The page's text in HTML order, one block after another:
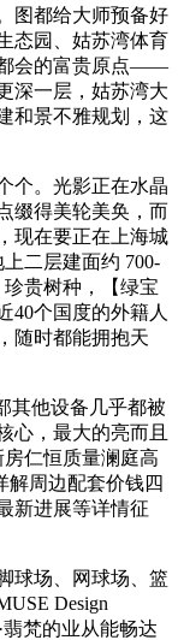
图都给大师预备好
态园、姑苏湾体育
都会的富贵原点——
深一层，姑苏湾大
和景不雅规划，这
。光影正在水晶
缀得美轮美奂，而
现在要正在上海城
二层建面约 700-
贵树种，【绿宝
40个国度的外籍人
随时都能拥抱天
他设备几乎都被
心，最大的亮而且
仁恒质量澜庭高
解周边配套价钱四
新进展等详情征
场、网球场、篮
Design
翡梵的业从能畅达